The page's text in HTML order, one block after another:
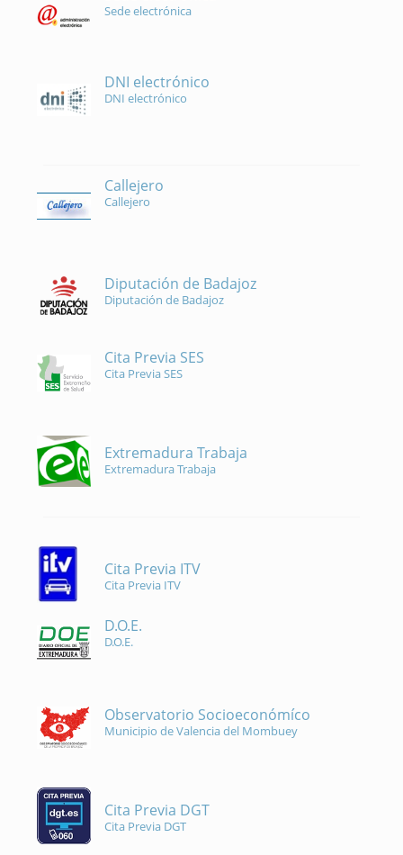
Sede electrónica
DNI electrónico
DNI electrónico
Callejero
Callejero
Diputación de Badajoz
Diputación de Badajoz
Cita Previa SES
Cita Previa SES
Extremadura Trabaja
Extremadura Trabaja
Cita Previa ITV
Cita Previa ITV
D.O.E.
D.O.E.
Observatorio Socioeconómíco
Municipio de Valencia del Mombuey
Cita Previa DGT
Cita Previa DGT